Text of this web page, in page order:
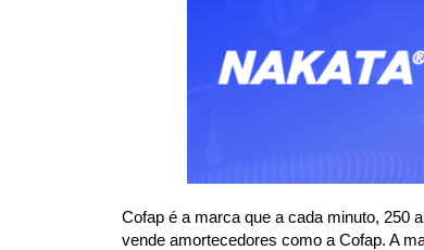
Cofap é a marca que a cada minuto, 250
vende amortecedores como a Cofap. A